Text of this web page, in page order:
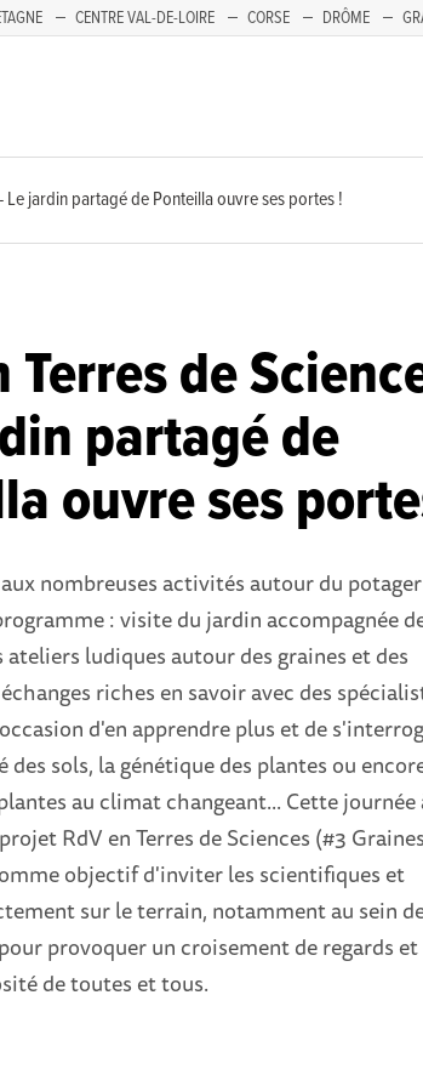
CENTRE VAL-DE-LOIRE CORSE DRÔME
Le jardin partagé de Ponteilla ouvre ses portes !
Terres de
partagé de
ouvre ses
nombreuses activités autour du
: visite du jardin accompagnée
ludiques autour des graines et des
riches en savoir avec des
d'en apprendre plus et de
des sols, la génétique des plantes ou
au climat changeant... Cette journée
RdV en Terres de Sciences (#3 Graines
objectif d'inviter les scientifiques et
sur le terrain, notamment au sein
provoquer un croisement de regards et
de toutes et tous.